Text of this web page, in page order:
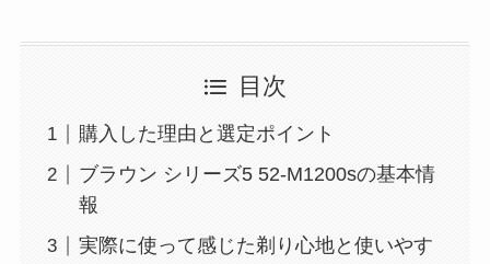
目次
購入した理由と選定ポイント
ブラウン シリーズ5 52-M1200sの基本情
報
実際に使って感じた剃り心地と使いやす